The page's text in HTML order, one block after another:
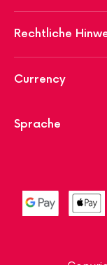
Rechtliche
Currency
Sprache